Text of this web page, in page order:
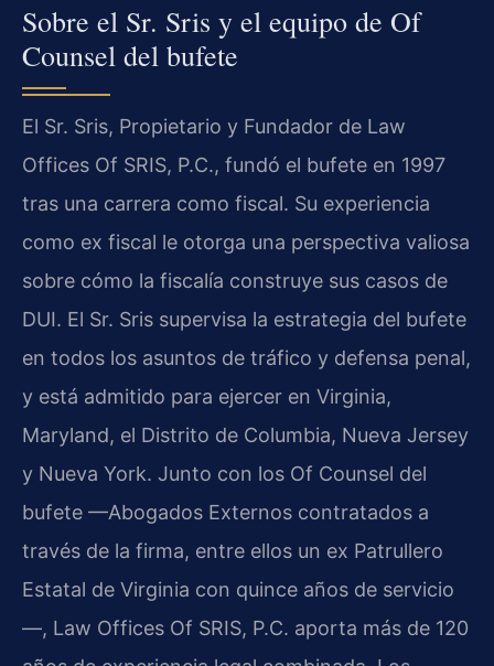
Sobre el Sr. Sris y el equipo de Of
Counsel del bufete
El Sr. Sris, Propietario y Fundador de Law
Offices Of SRIS, P.C., fundó el bufete en 1997
tras una carrera como fiscal. Su experiencia
como ex fiscal le otorga una perspectiva valiosa
sobre cómo la fiscalía construye sus casos de
DUI. El Sr. Sris supervisa la estrategia del bufete
en todos los asuntos de tráfico y defensa penal,
y está admitido para ejercer en Virginia,
Maryland, el Distrito de Columbia, Nueva Jersey
y Nueva York. Junto con los Of Counsel del
bufete —Abogados Externos contratados a
través de la firma, entre ellos un ex Patrullero
Estatal de Virginia con quince años de servicio
—, Law Offices Of SRIS, P.C. aporta más de 120